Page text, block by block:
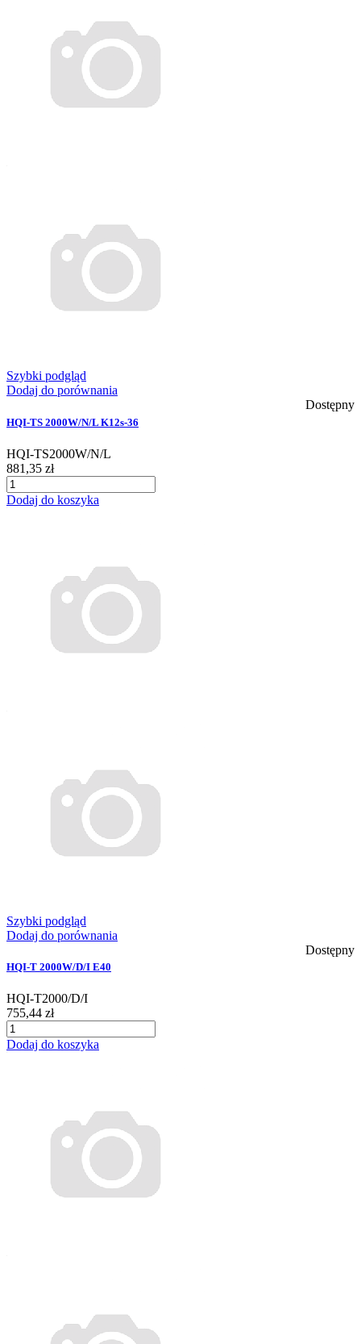
Szybki podgląd
Dodaj do porównania
Dostępny
HQI-TS 2000W/N/L K12s-36
HQI-TS2000W/N/L
881,35 zł
Dodaj do koszyka
Szybki podgląd
Dodaj do porównania
Dostępny
HQI-T 2000W/D/I E40
HQI-T2000/D/I
755,44 zł
Dodaj do koszyka